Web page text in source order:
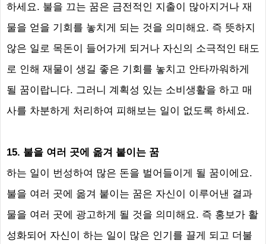
하세요. 불을 끄는 꿈은 금전적인 지출이 많아지거나 재
물을 얻을 기회를 놓치게 되는 것을 의미해요. 즉 뜻하지
않은 일로 목돈이 들어가게 되거나 자신의 소극적인 태도
로 인해 재물이 생길 좋은 기회를 놓치고 안타까워하게
될 꿈이랍니다. 그러니 계획성 있는 소비생활을 하고 매
사를 차분하게 처리하여 피해보는 일이 없도록 하세요.
15. 불을 여러 곳에 옮겨 붙이는 꿈
하는 일이 번성하여 많은 돈을 벌어들이게 될 꿈이에요.
불을 여러 곳에 옮겨 붙이는 꿈은 자신이 이루어낸 결과
물을 여러 곳에 광고하게 될 것을 의미해요. 즉 홍보가 활
성화되어 자신이 하는 일이 많은 인기를 끌게 되고 더불